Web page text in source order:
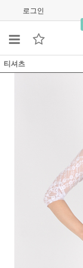
로그인
티셔츠